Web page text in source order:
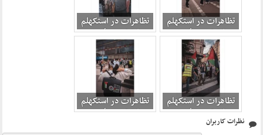
تظاهرات در استکهلم
پایتخت سوئد در
حمایت از فلسطین 4
تظاهرات در استکهلم
پایتخت سوئد در
حمایت از فلسطین 5
تظاهرات در استکهلم
پایتخت سوئد در
حمایت از فلسطین 6
تظاهرات در استکهلم
پایتخت سوئد در
نظرات کاربران